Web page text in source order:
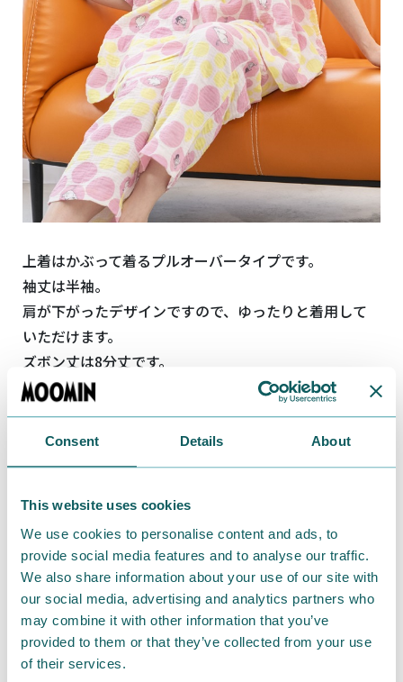
Consent Details About
This website uses cookies
We use cookies to personalise content and ads, to
provide social media features and to analyse our traffic.
We also share information about your use of our site with
our social media, advertising and analytics partners who
may combine it with other information that you’ve
provided to them or that they’ve collected from your use
of their services.
上着はかぶって着るプルオーバータイプです。
袖丈は半袖。
肩が下がったデザインですので、ゆったりと着用して
いただけます。
ズボン丈は8分丈です。
「水玉 二重ガーゼ シャーリング プリント パジャマ」
【発売元】荒川株式会社
【商品詳細はこちら】
arakawa ONLINE SHOP
■応募期間
2026年5月25日(月 ～